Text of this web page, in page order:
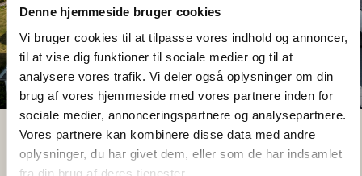
Denne hjemmeside bruger cookies
Vi bruger cookies til at tilpasse vores indhold og annoncer,
til at vise dig funktioner til sociale medier og til at
analysere vores trafik. Vi deler også oplysninger om din
brug af vores hjemmeside med vores partnere inden for
sociale medier, annonceringspartnere og analysepartnere.
Vores partnere kan kombinere disse data med andre
oplysninger, du har givet dem, eller som de har indsamlet
fra din brug af deres tjenester.